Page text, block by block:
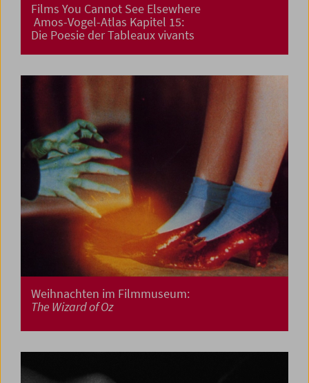
Films You Cannot See Elsewhere
Amos-Vogel-Atlas Kapitel 15:
Die Poesie der Tableaux vivants
Weihnachten im Filmmuseum:
The Wizard of Oz